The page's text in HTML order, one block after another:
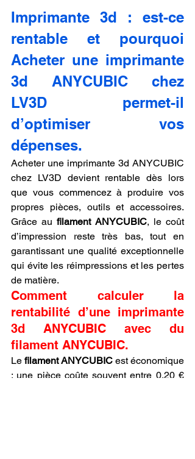
Imprimante 3d : est-ce
rentable et pourquoi
Acheter une imprimante
3d ANYCUBIC chez
LV3D permet-il
d’optimiser vos
dépenses.
Acheter une imprimante 3d ANYCUBIC
chez LV3D devient rentable dès lors
que vous commencez à produire vos
propres pièces, outils et accessoires.
Grâce au filament ANYCUBIC, le coût
d’impression reste très bas, tout en
garantissant une qualité exceptionnelle
qui évite les réimpressions et les pertes
de matière.
Comment calculer la
rentabilité d’une imprimante
3d ANYCUBIC avec du
filament ANYCUBIC.
Le filament ANYCUBIC est économique
: une pièce coûte souvent entre 0,20 €